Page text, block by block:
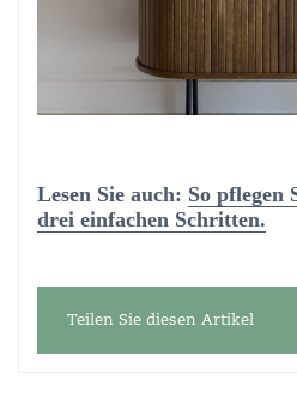
Lesen Sie auch: So pflegen
drei einfachen Schritten.
Teilen Sie diesen Artikel